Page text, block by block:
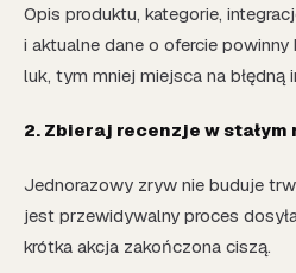
Opis produktu, kategorie,
i aktualne dane o ofercie
luk, tym mniej miejsca na błędną
2. Zbieraj recenzje w stałym
Jednorazowy zryw nie buduje
jest przewidywalny proces
krótka akcja zakończona ciszą.